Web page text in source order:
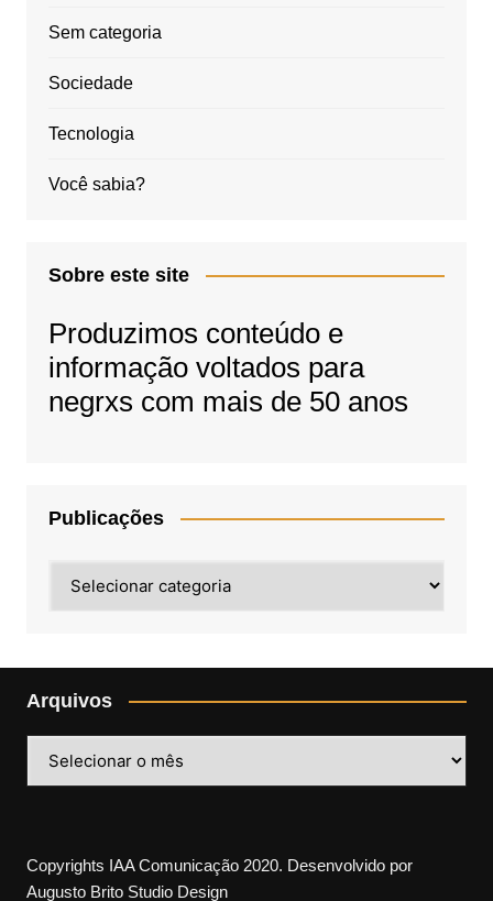
Sem categoria
Sociedade
Tecnologia
Você sabia?
Sobre este site
Produzimos conteúdo e
informação voltados para
negrxs com mais de 50 anos
Publicações
Arquivos
Copyrights IAA Comunicação 2020. Desenvolvido por
Augusto Brito Studio Design